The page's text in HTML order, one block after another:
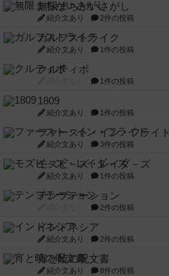
無限まちがいさがし
紹介文あり 2件の投稿
ガルフストライク
紹介文あり 1件の投稿
クルティボ
1件の投稿
1809
紹介文あり 1件の投稿
ファースト・イン・フライト
紹介文あり 3件の投稿
モズビ－ズ・レイダ－ズ
紹介文あり 1件の投稿
テンプテーション
2件の投稿
インドネシア
紹介文あり 2件の投稿
宵と暁の呪文書
紹介文あり 8件の投稿